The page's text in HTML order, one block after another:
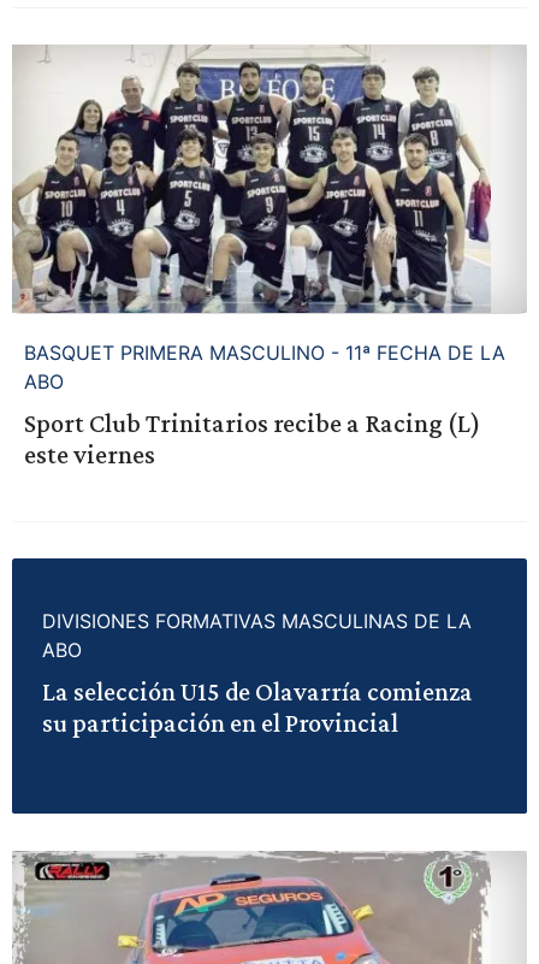
BASQUET PRIMERA MASCULINO - 11ª FECHA DE LA
ABO
Sport Club Trinitarios recibe a Racing (L)
este viernes
DIVISIONES FORMATIVAS MASCULINAS DE LA
ABO
La selección U15 de Olavarría comienza
su participación en el Provincial